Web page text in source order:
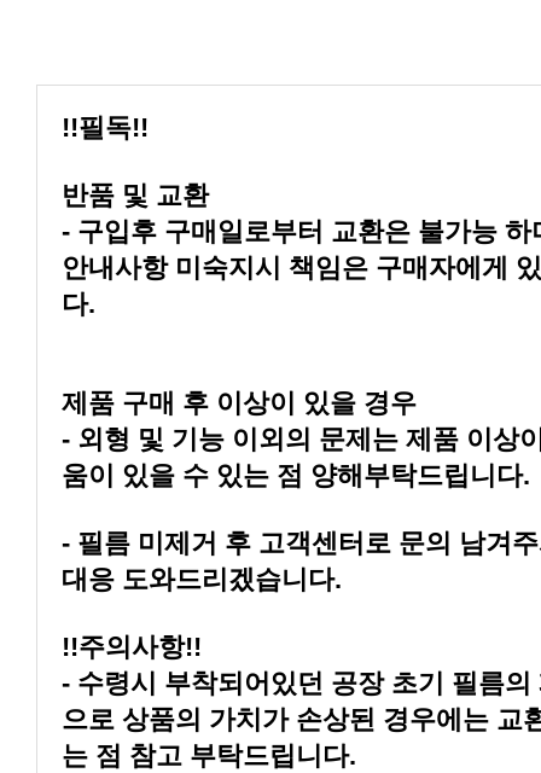
!!필독!!
반품 및 교환
다.
제품 구매 후 이상이 있을 경우
움이 있을 수 있는 점 양해부탁드립니다.
대응 도와드리겠습니다.
!!주의사항!!
는 점 참고 부탁드립니다.